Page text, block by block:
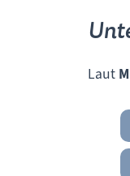
Laut